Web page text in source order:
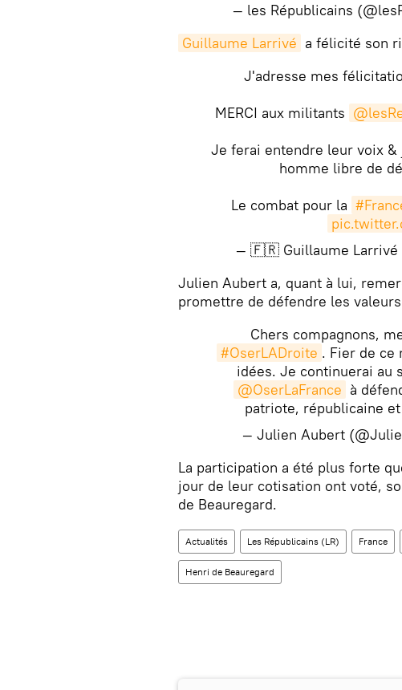
— les Républicains
Guillaume Larrivé a félicité son
J'adresse mes
MERCI aux militants
Je ferai entendre leur voix
homme libre de
Le combat pour la
— 🇫🇷 Guillaume Larrivé
Julien Aubert a, quant à lui,
promettre de défendre les
Chers compagnons,
#OserLADroite . Fier de ce
idées. Je continuerai au
@OserLaFrance à
patriote, républicaine
— Julien Aubert
​La participation a été plus forte
jour de leur cotisation ont voté,
de Beauregard.
Actualités Les Républicains (LR) France
Henri de Beauregard